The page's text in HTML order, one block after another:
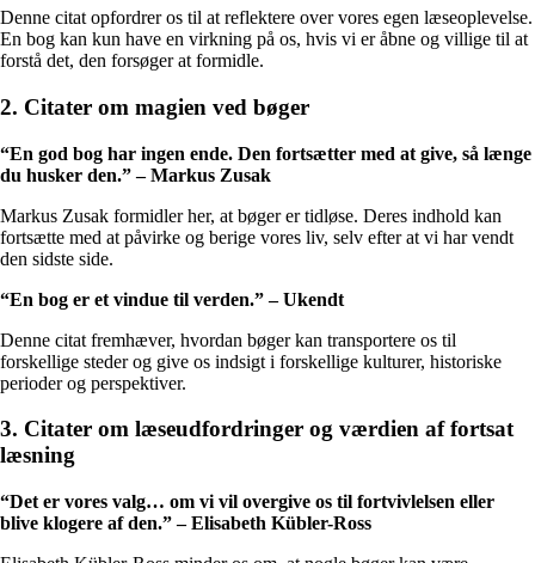
Denne citat opfordrer os til at reflektere over vores egen læseoplevelse.
En bog kan kun have en virkning på os, hvis vi er åbne og villige til at
forstå det, den forsøger at formidle.
2. Citater om magien ved bøger
“En god bog har ingen ende. Den fortsætter med at give, så længe
du husker den.” – Markus Zusak
Markus Zusak formidler her, at bøger er tidløse. Deres indhold kan
fortsætte med at påvirke og berige vores liv, selv efter at vi har vendt
den sidste side.
“En bog er et vindue til verden.” – Ukendt
Denne citat fremhæver, hvordan bøger kan transportere os til
forskellige steder og give os indsigt i forskellige kulturer, historiske
perioder og perspektiver.
3. Citater om læseudfordringer og værdien af fortsat
læsning
“Det er vores valg… om vi vil overgive os til fortvivlelsen eller
blive klogere af den.” – Elisabeth Kübler-Ross